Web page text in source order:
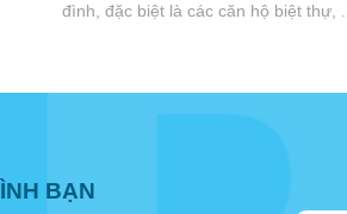
đình, đặc biệt là các căn hộ biệt thự, ...
BẠN